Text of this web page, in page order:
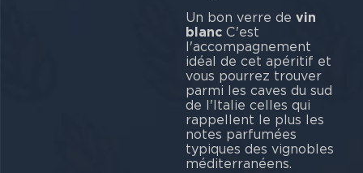
Un bon verre de vin
blancC'est
l'accompagnement
idéal de cet apéritif et
vous pourrez trouver
parmi les caves du sud
de l'Italie celles qui
rappellent le plus les
notes parfumées
typiques des vignobles
méditerranéens.